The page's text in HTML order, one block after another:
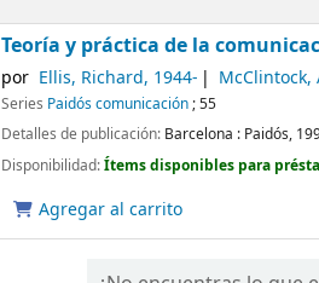
Teoría y práctica de la
por Ellis, Richard, 1944- McClintock,
Series Paidós comunicación; 55
Detalles de publicación: Barcelona : Paidós,
Disponibilidad:Ítems disponibles para
Agregar al carrito